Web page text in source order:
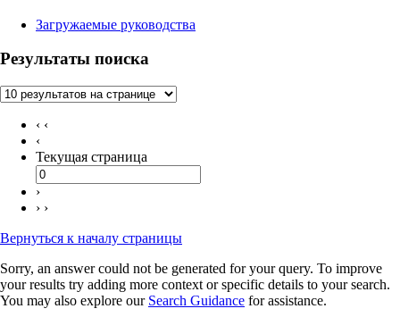
Загружаемые руководства
Результаты поиска
‹ ‹
‹
Текущая страница
›
› ›
Вернуться к началу страницы
Sorry, an answer could not be generated for your query. To improve
your results try adding more context or specific details to your search.
You may also explore our Search Guidance for assistance.